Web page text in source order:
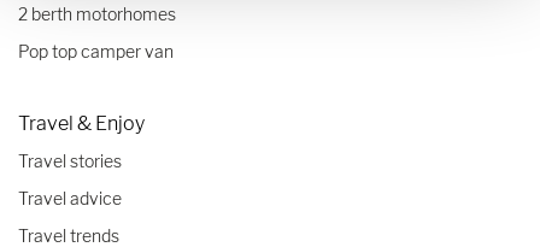
2 berth motorhomes
Pop top camper van
Travel & Enjoy
Travel stories
Travel advice
Travel trends